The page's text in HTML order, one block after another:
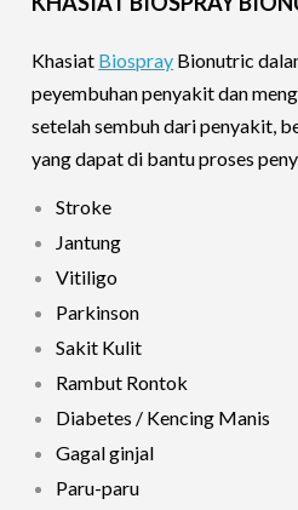
Khasiat Biospray Bionutric
peyembuhan penyakit dan
setelah sembuh dari penyakit,
yang dapat di bantu proses
Stroke
Jantung
Vitiligo
Parkinson
Sakit Kulit
Rambut Rontok
Diabetes / Kencing Manis
Gagal ginjal
Paru-paru